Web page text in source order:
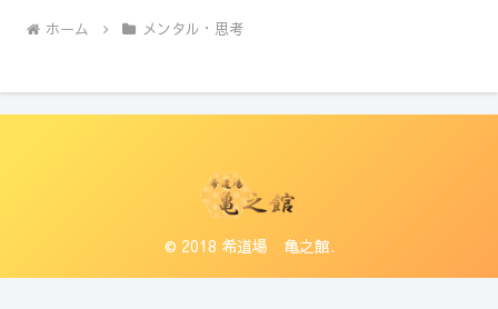
ホーム メンタル・思考
© 2018 希道場 亀之館.